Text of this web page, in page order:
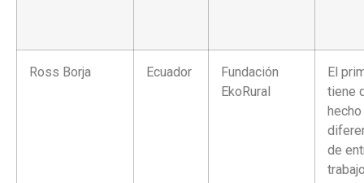
Ross Borja Ecuador
Fundación
EkoRural
El
tiene
de